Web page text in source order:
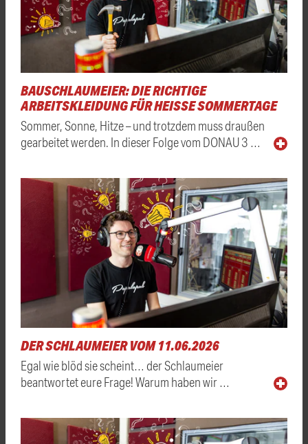
BAUSCHLAUMEIER: DIE RICHTIGE
ARBEITSKLEIDUNG FÜR HEISSE SOMMERTAGE
Sommer, Sonne, Hitze – und trotzdem muss draußen
gearbeitet werden. In dieser Folge vom DONAU 3 …
DER SCHLAUMEIER VOM 11.06.2026
Egal wie blöd sie scheint… der Schlaumeier
beantwortet eure Frage! Warum haben wir …